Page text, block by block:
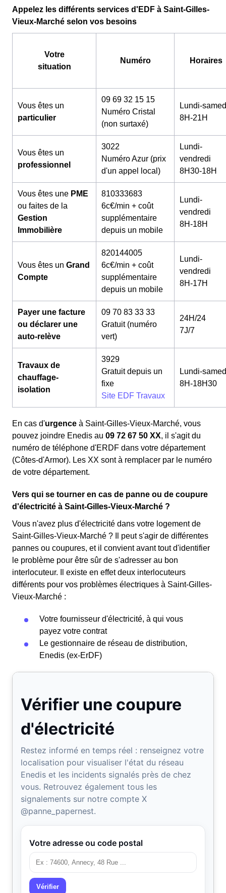
Appelez les différents services d'EDF à Saint-Gilles-
Vieux-Marché selon vos besoins
Votre
situation
Numéro Horaires
Vous êtes un
particulier
09 69 32 15 15
Numéro Cristal
(non surtaxé)
Lundi-
8H-21H
Vous êtes un
professionnel
3022
Numéro Azur (prix
d'un appel local)
Lundi-
vendredi
8H30-18H
Vous êtes une PME
ou faites de la
Gestion
Immobilière
810333683
6c€/min + coût
supplémentaire
depuis un mobile
Lundi-
vendredi
8H-18H
Vous êtes un Grand
Compte
820144005
6c€/min + coût
supplémentaire
depuis un mobile
Lundi-
vendredi
8H-17H
Payer une facture
ou déclarer une
auto-relève
09 70 83 33 33
Gratuit (numéro
vert)
24H/24
7J/7
Travaux de
chauffage-
isolation
3929
Gratuit depuis un
fixe
Site EDF Travaux
Lundi-
8H-18H30
En cas d'urgence à Saint-Gilles-Vieux-Marché, vous
pouvez joindre Enedis au 09 72 67 50 XX, il s'agit du
numéro de téléphone d'ERDF dans votre département
(Côtes-d'Armor). Les XX sont à remplacer par le numéro
de votre département.
Vers qui se tourner en cas de panne ou de coupure
d'électricité à Saint-Gilles-Vieux-Marché ?
Vous n'avez plus d'électricité dans votre logement de
Saint-Gilles-Vieux-Marché ? Il peut s'agir de différentes
pannes ou coupures, et il convient avant tout d'identifier
le problème pour être sûr de s'adresser au bon
interlocuteur. Il existe en effet deux interlocuteurs
différents pour vos problèmes électriques à Saint-Gilles-
Vieux-Marché :
Votre fournisseur d'électricité, à qui vous
payez votre contrat
Le gestionnaire de réseau de distribution,
Enedis (ex-ErDF)